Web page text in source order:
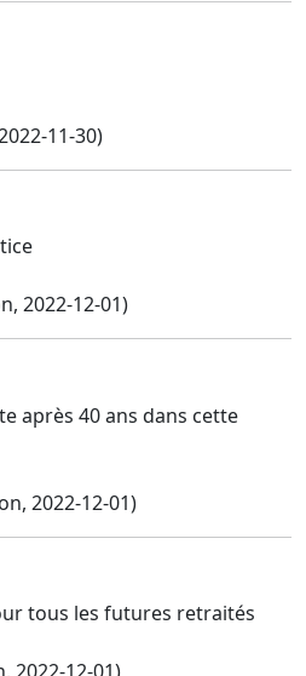
11-30)
2022-12-01)
après 40 ans dans cette
2022-12-01)
tous les futures retraités